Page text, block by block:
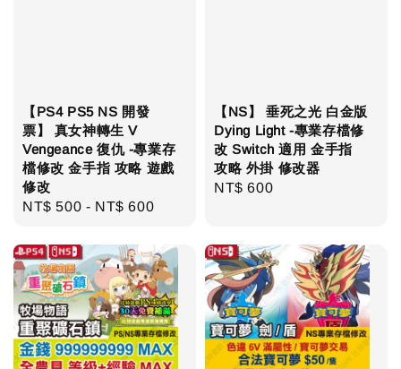
【PS4 PS5 NS 開發
票】 真女神轉生 V
Vengeance 復仇 -專業存
檔修改 金手指 攻略 遊戲
修改
Regular
NT$ 500 - NT$ 600
【NS】 垂死之光 白金版
Dying Light -專業存檔修
改 Switch 適用 金手指
攻略 外掛 修改器
Regular
NT$ 600